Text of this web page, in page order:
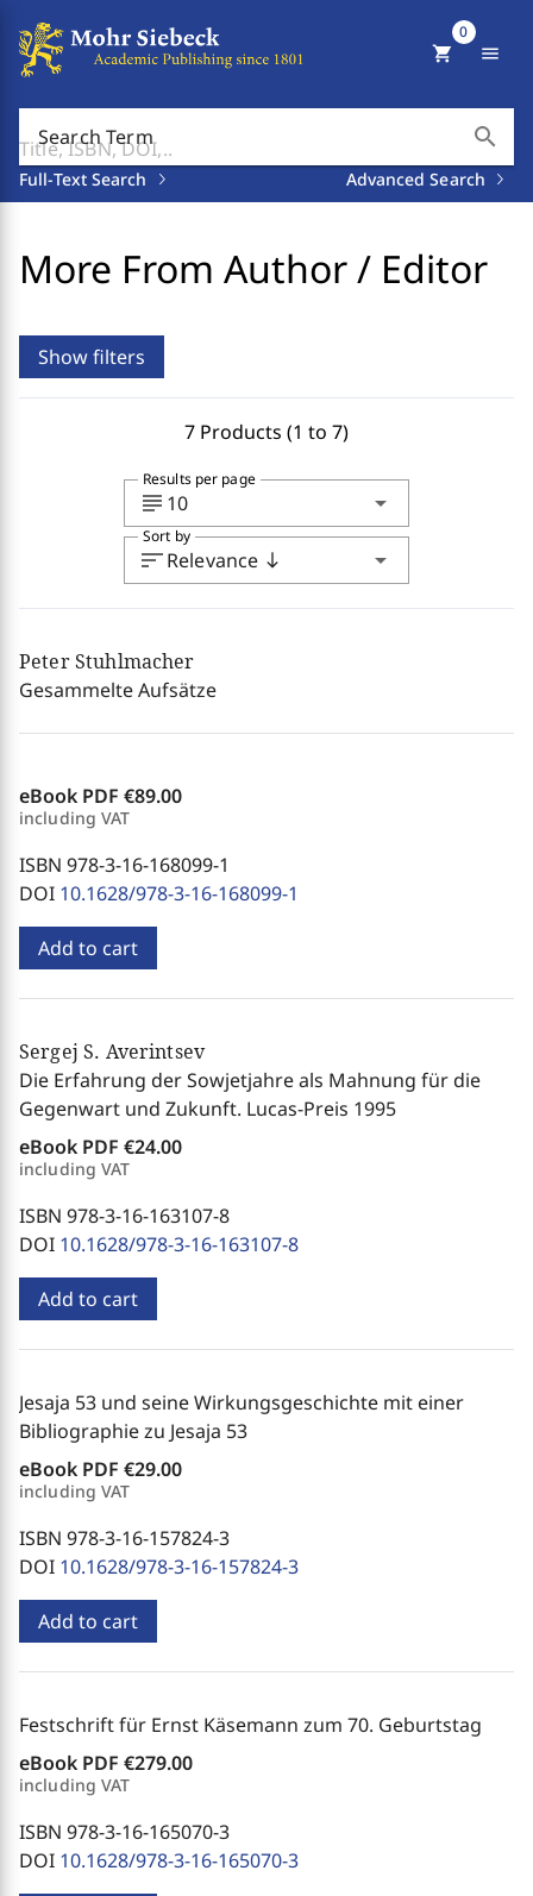
Search Term search
Full-Text Search Advanced Search
shopping_cart
0
menu
More From Author / Editor
Show filters
7 Products (1 to 7)
subject 10 arrow_drop_down
Results per page
sortRelevance south arrow_drop_down
Sort by
Peter Stuhlmacher
Gesammelte Aufsätze
eBook PDF €89.00
including VAT
ISBN 978-3-16-168099-1
DOI 10.1628/978-3-16-168099-1
Add to cart
Sergej S. Averintsev
Die Erfahrung der Sowjetjahre als Mahnung für die
Gegenwart und Zukunft. Lucas-Preis 1995
eBook PDF €24.00
including VAT
ISBN 978-3-16-163107-8
DOI 10.1628/978-3-16-163107-8
Add to cart
Jesaja 53 und seine Wirkungsgeschichte mit einer
Bibliographie zu Jesaja 53
eBook PDF €29.00
including VAT
ISBN 978-3-16-157824-3
DOI 10.1628/978-3-16-157824-3
Add to cart
Festschrift für Ernst Käsemann zum 70. Geburtstag
eBook PDF €279.00
including VAT
ISBN 978-3-16-165070-3
DOI 10.1628/978-3-16-165070-3